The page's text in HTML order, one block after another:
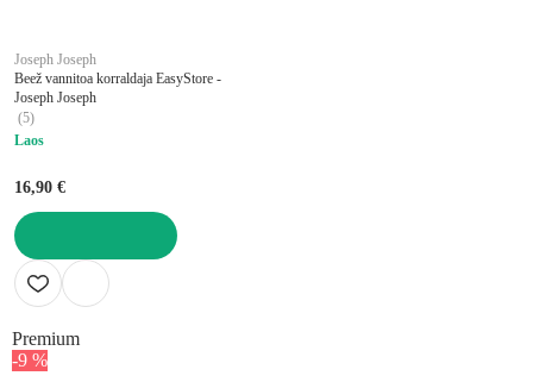
Joseph Joseph
Beež vannitoa korraldaja EasyStore -
Joseph Joseph
(5)
Laos
16,90 €
LISA OSTUKORVI
Premium
-9 %